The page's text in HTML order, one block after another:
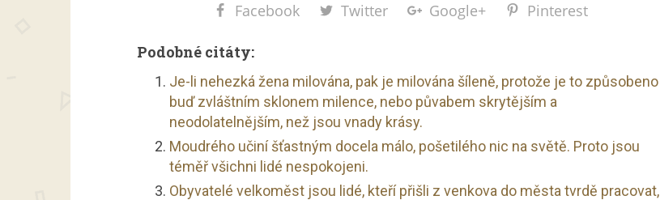
Facebook Twitter Google+ Pinterest
Podobné citáty:
Je-li nehezká žena milována, pak je milována šíleně, protože je to způsobeno
buď zvláštním sklonem milence, nebo půvabem skrytějším a
neodolatelnějším, než jsou vnady krásy.
Moudrého učiní šťastným docela málo, pošetilého nic na světě. Proto jsou
téměř všichni lidé nespokojeni.
Obyvatelé velkoměst jsou lidé, kteří přišli z venkova do města tvrdě pracovat,